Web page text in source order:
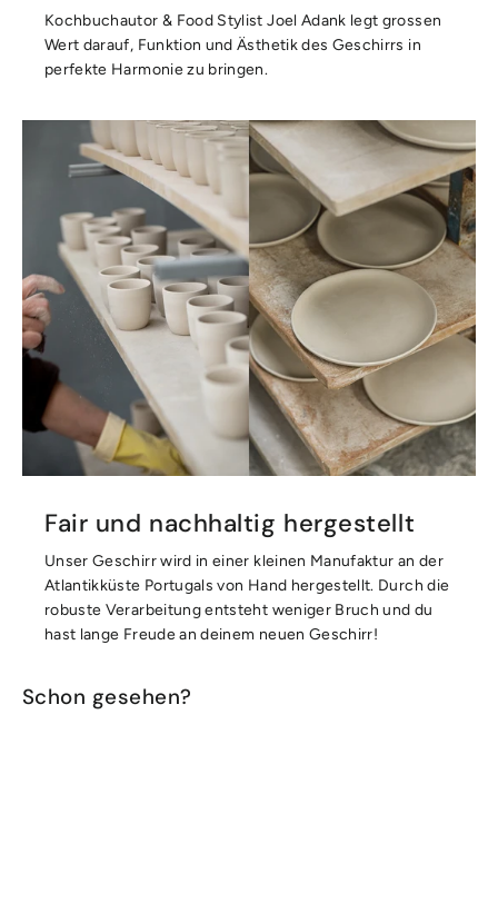
Kochbuchautor & Food Stylist Joel Adank legt grossen
Wert darauf, Funktion und Ästhetik des Geschirrs in
perfekte Harmonie zu bringen.
Fair und nachhaltig hergestellt
Unser Geschirr wird in einer kleinen Manufaktur an der
Atlantikküste Portugals von Hand hergestellt. Durch die
robuste Verarbeitung entsteht weniger Bruch und du
hast lange Freude an deinem neuen Geschirr!
Schon gesehen?